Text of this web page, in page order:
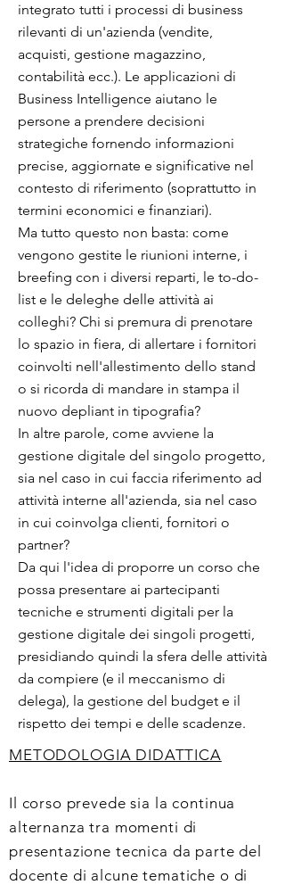
integrato tutti i processi di business
rilevanti di un'azienda (vendite,
acquisti, gestione magazzino,
contabilità ecc.). Le applicazioni di
Business Intelligence aiutano le
persone a prendere decisioni
strategiche fornendo informazioni
precise, aggiornate e significative nel
contesto di riferimento (soprattutto in
termini economici e finanziari).
Ma tutto questo non basta: come
vengono gestite le riunioni interne, i
breefing con i diversi reparti, le to-do-
list e le deleghe delle attività ai
colleghi? Chi si premura di prenotare
lo spazio in fiera, di allertare i fornitori
coinvolti nell'allestimento dello stand
o si ricorda di mandare in stampa il
nuovo depliant in tipografia?
In altre parole, come avviene la
gestione digitale del singolo progetto,
sia nel caso in cui faccia riferimento ad
attività interne all'azienda, sia nel caso
in cui coinvolga clienti, fornitori o
partner?
Da qui l'idea di proporre un corso che
possa presentare ai partecipanti
tecniche e strumenti digitali per la
gestione digitale dei singoli progetti,
presidiando quindi la sfera delle attività
da compiere (e il meccanismo di
delega), la gestione del budget e il
rispetto dei tempi e delle scadenze.
METODOLOGIA DIDATTICA
Il corso prevede sia la continua
alternanza tra momenti di
presentazione tecnica da parte del
docente di alcune tematiche o di